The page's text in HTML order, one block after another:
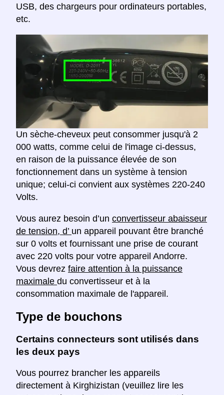
USB, des chargeurs pour ordinateurs portables,
etc.
Un sèche-cheveux peut consommer jusqu'à 2
000 watts, comme celui de l'image ci-dessus,
en raison de la puissance élevée de son
fonctionnement dans un système à tension
unique; celui-ci convient aux systèmes 220-240
Volts.
Vous aurez besoin d’un convertisseur abaisseur
de tension, d’ un appareil pouvant être branché
sur 0 volts et fournissant une prise de courant
avec 220 volts pour votre appareil Andorre.
Vous devrez faire attention à la puissance
maximale du convertisseur et à la
consommation maximale de l'appareil.
Type de bouchons
Certains connecteurs sont utilisés dans
les deux pays
Vous pourrez brancher les appareils
directement à Kirghizistan (veuillez lire les